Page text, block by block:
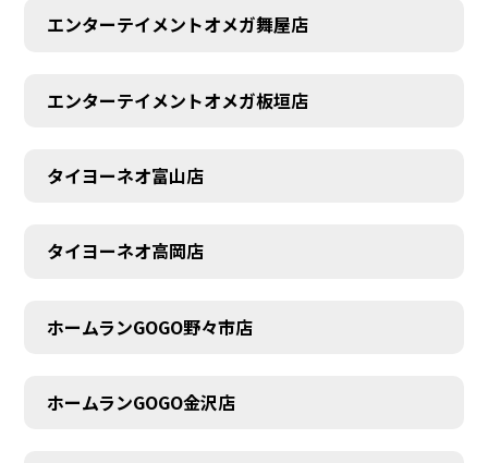
エンターテイメントオメガ舞屋店
エンターテイメントオメガ板垣店
タイヨーネオ富山店
タイヨーネオ高岡店
ホームランGOGO野々市店
ホームランGOGO金沢店